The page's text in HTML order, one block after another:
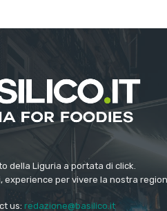
della Liguria a portata di click.
experience per vivere la nostra
us: redazione@basilico.it